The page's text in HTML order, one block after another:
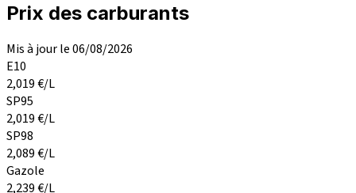
Prix des carburants
Mis à jour le 06/08/2026
E10
2,019€/L
SP95
2,019€/L
SP98
2,089€/L
Gazole
2,239€/L